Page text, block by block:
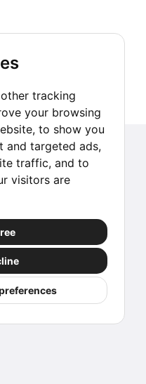
tracking
your browsing
to show you
and targeted ads,
traffic, and to
visitors are